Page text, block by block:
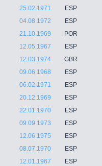
25.02.1971
ESP
04.08.1972
ESP
21.10.1969
POR
12.05.1967
ESP
12.03.1974
GBR
09.06.1968
ESP
06.02.1971
ESP
20.12.1969
ESP
22.01.1970
ESP
09.09.1973
ESP
12.06.1975
ESP
08.07.1970
ESP
12.01.1967 ESP